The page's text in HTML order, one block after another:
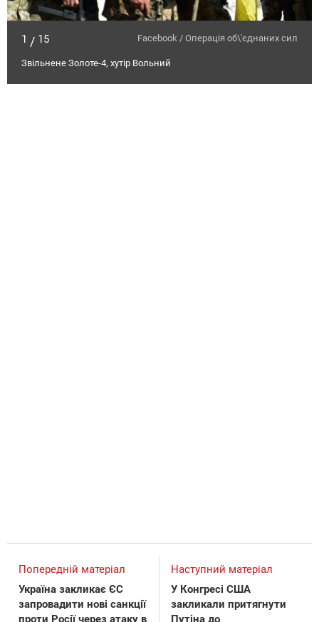
1 / 15 Facebook / Операція об\'єднаних сил
Звільнене Золоте-4, хутір Вольний
Попередній матеріал
Україна закликає ЄС
запровадити нові санкції
проти Росії через атаку в
Наступний матеріал
У Конгресі США
закликали притягнути
Путіна до